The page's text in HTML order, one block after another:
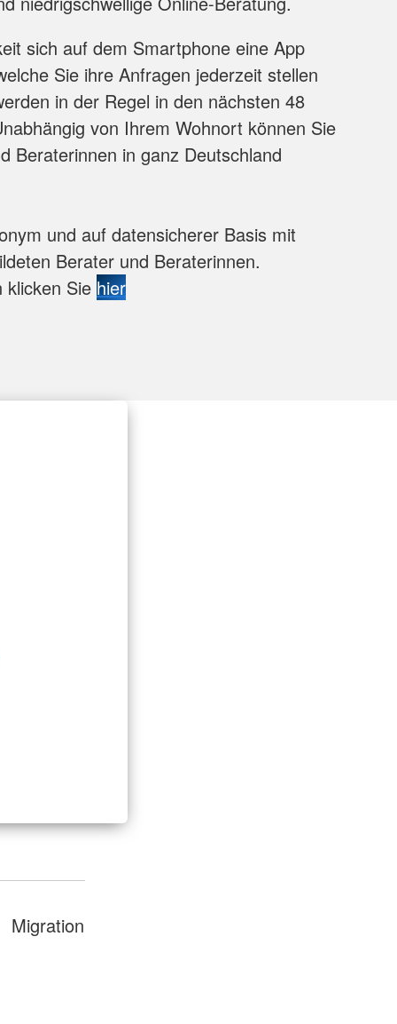
sich auf dem Smartphone eine App
Sie ihre Anfragen jederzeit stellen
in der Regel in den nächsten 48
von Ihrem Wohnort können Sie
Beraterinnen in ganz Deutschland
und auf datensicherer Basis mit
Berater und Beraterinnen.
klicken Sie hier
Migration